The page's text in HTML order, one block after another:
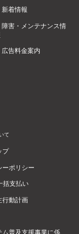
新着情報
障害・メンテナンス情
広告料金案内
て
プ
ーポリシー
括支払い
行動計画
ム普及支援事業に係